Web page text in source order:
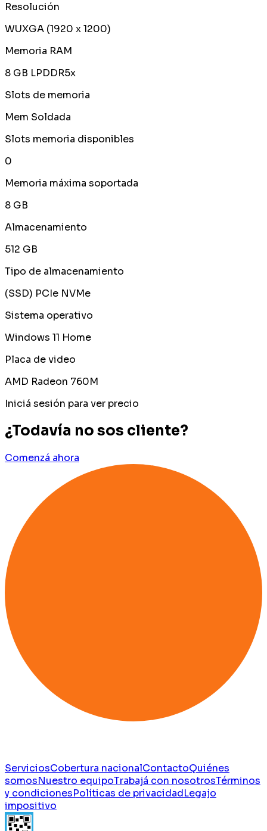
Resolución
WUXGA (1920 x 1200)
Memoria RAM
8 GB LPDDR5x
Slots de memoria
Mem Soldada
Slots memoria disponibles
0
Memoria máxima soportada
8 GB
Almacenamiento
512 GB
Tipo de almacenamiento
(SSD) PCIe NVMe
Sistema operativo
Windows 11 Home
Placa de video
AMD Radeon 760M
Iniciá sesión para ver precio
¿Todavía no sos cliente?
Comenzá ahora
ServiciosCobertura nacionalContactoQuiénes
somosNuestro equipoTrabajá con nosotrosTérminos
y condicionesPolíticas de privacidadLegajo
impositivo